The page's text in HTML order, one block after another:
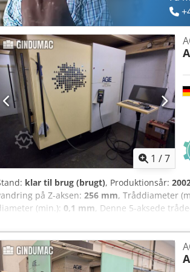
1 /7
klar til brug (brugt), Produktionsår:
på Z-aksen: 256 mm, Tråddiameter
(min.): 0,1 mm, Denne 5-aksede
fremstillet i 2002. Den vejer 3.600 kg og har
som et eksternt kølesystem af
med skærm, tastatur og
overveje den AGIE Agiecut Challenge 2,